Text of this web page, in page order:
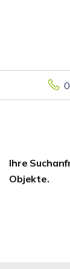
Ihre
Objekte.